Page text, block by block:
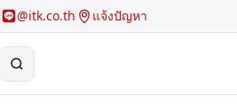
@itk.co.th แจ้งปัญหา